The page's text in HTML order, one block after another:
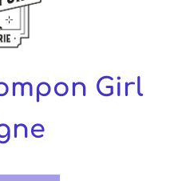
Girl